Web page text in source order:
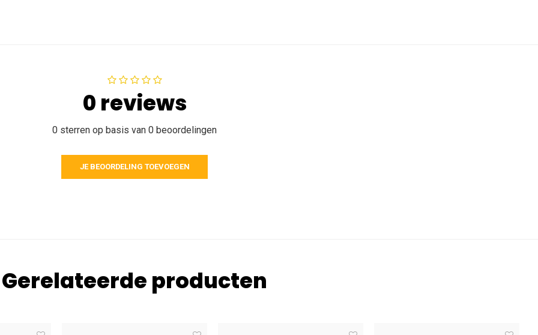
0 reviews
0 sterren op basis van 0 beoordelingen
JE BEOORDELING TOEVOEGEN
Gerelateerde producten